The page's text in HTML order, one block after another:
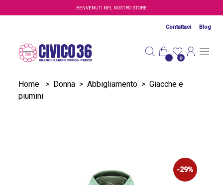
Salta al contenuto principaleBENVENUTI NEL NOSTRO STORE
Contattaci Blog
0
Home > Donna > Abbigliamento > Giacche e
piumini
-29%